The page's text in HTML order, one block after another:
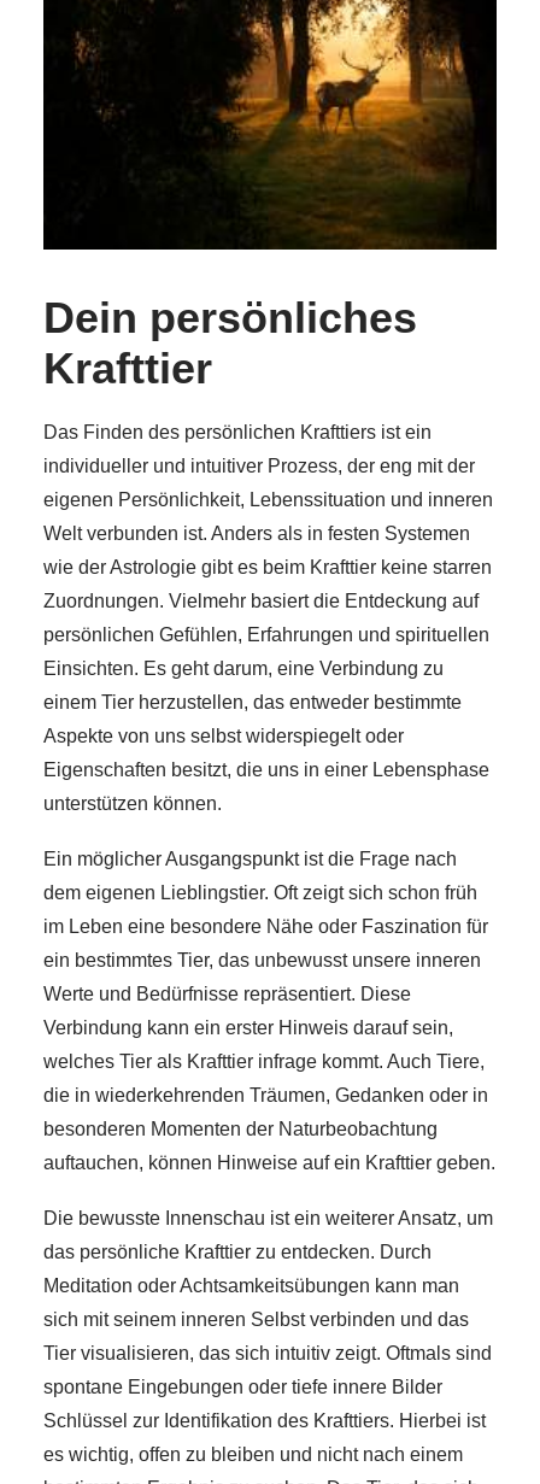
Dein persönliches
Krafttier
Das Finden des persönlichen Krafttiers ist ein
individueller und intuitiver Prozess, der eng mit der
eigenen Persönlichkeit, Lebenssituation und inneren
Welt verbunden ist. Anders als in festen Systemen
wie der Astrologie gibt es beim Krafttier keine starren
Zuordnungen. Vielmehr basiert die Entdeckung auf
persönlichen Gefühlen, Erfahrungen und spirituellen
Einsichten. Es geht darum, eine Verbindung zu
einem Tier herzustellen, das entweder bestimmte
Aspekte von uns selbst widerspiegelt oder
Eigenschaften besitzt, die uns in einer Lebensphase
unterstützen können.
Ein möglicher Ausgangspunkt ist die Frage nach
dem eigenen Lieblingstier. Oft zeigt sich schon früh
im Leben eine besondere Nähe oder Faszination für
ein bestimmtes Tier, das unbewusst unsere inneren
Werte und Bedürfnisse repräsentiert. Diese
Verbindung kann ein erster Hinweis darauf sein,
welches Tier als Krafttier infrage kommt. Auch Tiere,
die in wiederkehrenden Träumen, Gedanken oder in
besonderen Momenten der Naturbeobachtung
auftauchen, können Hinweise auf ein Krafttier geben.
Die bewusste Innenschau ist ein weiterer Ansatz, um
das persönliche Krafttier zu entdecken. Durch
Meditation oder Achtsamkeitsübungen kann man
sich mit seinem inneren Selbst verbinden und das
Tier visualisieren, das sich intuitiv zeigt. Oftmals sind
spontane Eingebungen oder tiefe innere Bilder
Schlüssel zur Identifikation des Krafttiers. Hierbei ist
es wichtig, offen zu bleiben und nicht nach einem